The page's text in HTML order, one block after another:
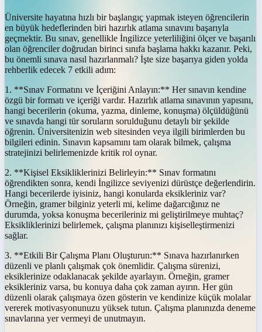
Üniversite hayatına hızlı bir başlangıç yapmak isteyen öğrencilerin
en büyük hedeflerinden biri hazırlık atlama sınavını başarıyla
geçmektir. Bu sınav, genellikle İngilizce yeterliliğini ölçer ve başarılı
olan öğrenciler doğrudan birinci sınıfa başlama hakkı kazanır. Peki,
bu önemli sınava nasıl hazırlanmalı? İşte size başarıya giden yolda
rehberlik edecek 7 etkili adım:
1. **Sınav Formatını ve İçeriğini Anlayın:** Her sınavın kendine
özgü bir formatı ve içeriği vardır. Hazırlık atlama sınavının yapısını,
hangi becerilerin (okuma, yazma, dinleme, konuşma) ölçüldüğünü
ve sınavda hangi tür soruların sorulduğunu detaylı bir şekilde
öğrenin. Üniversitenizin web sitesinden veya ilgili birimlerden bu
bilgileri edinin. Sınavın kapsamını tam olarak bilmek, çalışma
stratejinizi belirlemenizde kritik rol oynar.
2. **Kişisel Eksikliklerinizi Belirleyin:** Sınav formatını
öğrendikten sonra, kendi İngilizce seviyenizi dürüstçe değerlendirin.
Hangi becerilerde iyisiniz, hangi konularda eksikleriniz var?
Örneğin, gramer bilginiz yeterli mi, kelime dağarcığınız ne
durumda, yoksa konuşma becerileriniz mi geliştirilmeye muhtaç?
Eksikliklerinizi belirlemek, çalışma planınızı kişiselleştirmenizi
sağlar.
3. **Etkili Bir Çalışma Planı Oluşturun:** Sınava hazırlanırken
düzenli ve planlı çalışmak çok önemlidir. Çalışma sürenizi,
eksiklerinize odaklanacak şekilde ayarlayın. Örneğin, gramer
eksikleriniz varsa, bu konuya daha çok zaman ayırın. Her gün
düzenli olarak çalışmaya özen gösterin ve kendinize küçük molalar
vererek motivasyonunuzu yüksek tutun. Çalışma planınızda deneme
sınavlarına yer vermeyi de unutmayın.